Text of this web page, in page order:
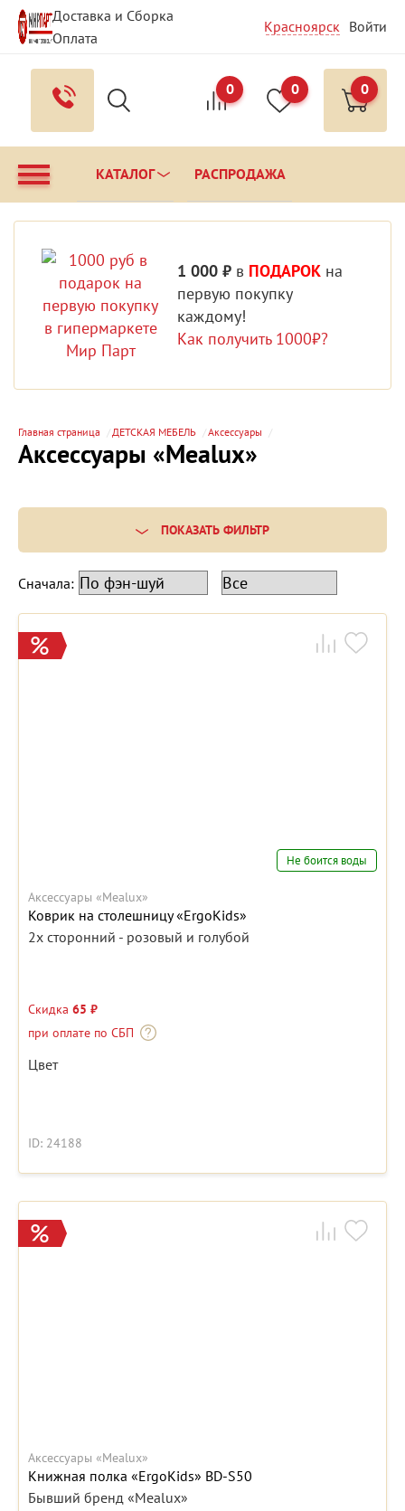
Доставка и Сборка
Оплата
Вопрос - Ответ
Контакты
Красноярск Войти
0 0 0
КАТАЛОГ РАСПРОДАЖА
1 000 ₽ в ПОДАРОК на
первую покупку
каждому!
Как получить 1000₽?
Главная страница ДЕТСКАЯ МЕБЕЛЬ Аксессуары
Аксессуары «Mealux»
ПОКАЗАТЬ ФИЛЬТР
Сначала:
Не боится воды
Аксессуары «Mealux»
Коврик на столешницу «ErgoKids»
2х сторонний - розовый и голубой
Скидка 65 ₽
при оплате по СБП
Цвет
ID: 24188
Аксессуары «Mealux»
Книжная полка «ErgoKids» BD-S50
Бывший бренд «Mealux»